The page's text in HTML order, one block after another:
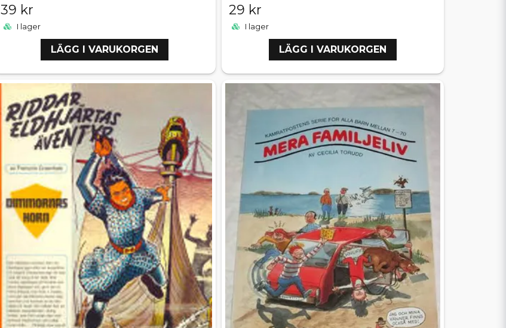
39 kr
I lager
LÄGG I VARUKORGEN
29 kr
I lager
LÄGG I VARUKORGEN